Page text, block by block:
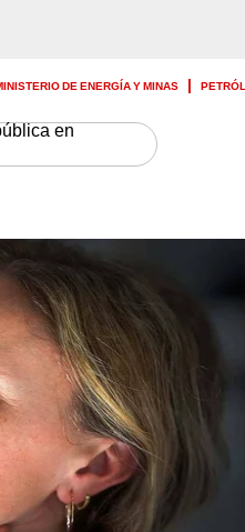
DE ENERGÍA Y MINAS
en